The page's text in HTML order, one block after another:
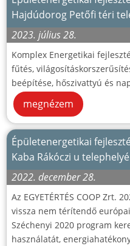
Hajdúdorog Petőfi téri
2023. július 28.
Komplex Energetikai
fűtés,
beépítése, hőszivattyú és
megnézem
Épületenergetikai
Kaba Rákóczi u
2022. december 28.
Az EGYETÉRTÉS COOP
vissza nem térítendő
Széchenyi 2020 program
használatát,